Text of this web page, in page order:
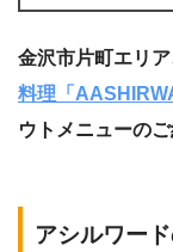
金沢市片町エリ
料理「
ウトメニューのご
アシルワー